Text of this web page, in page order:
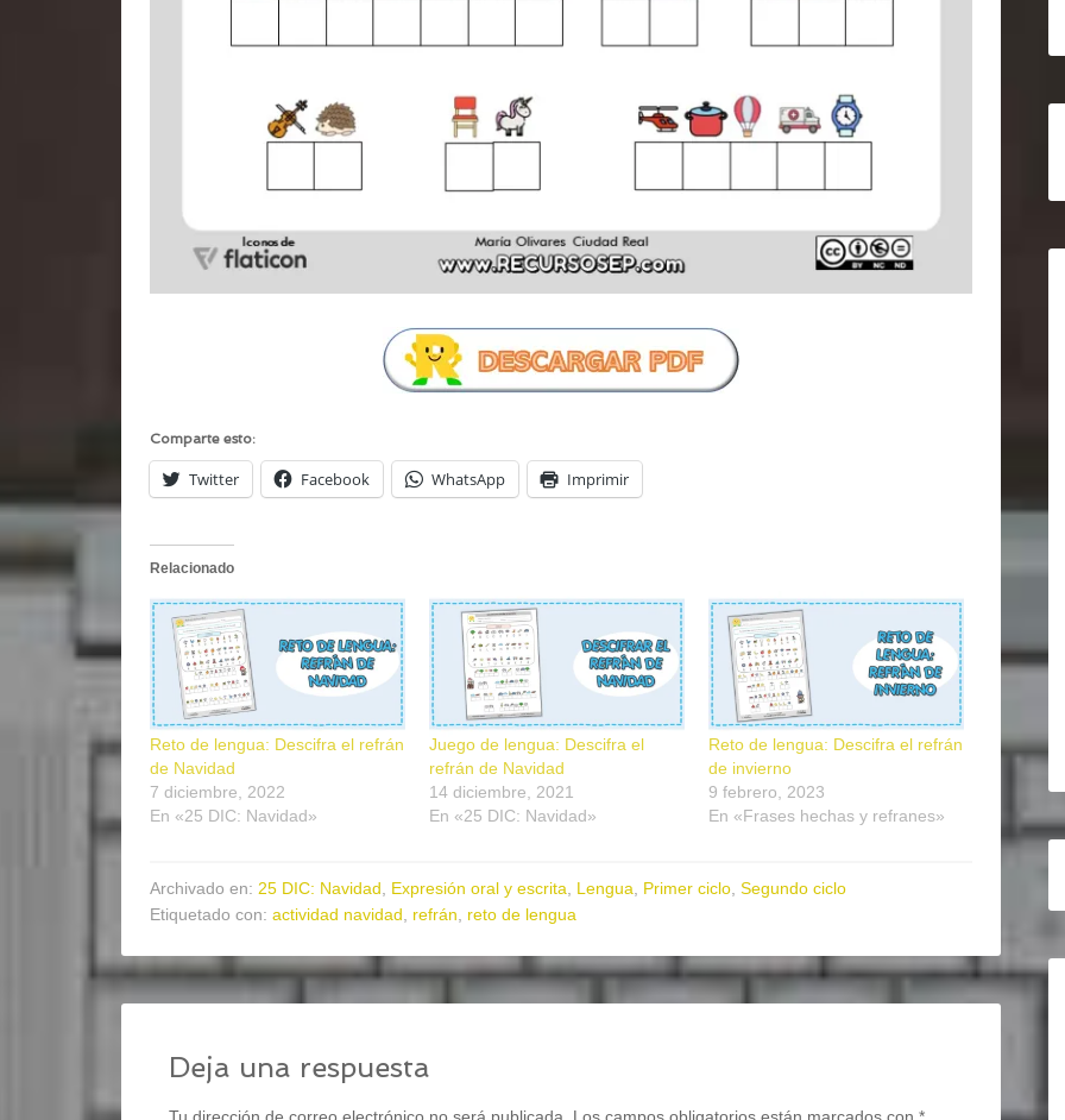
Comparte esto:
Twitter Facebook WhatsApp Imprimir
Relacionado
Reto de lengua: Descifra el refrán
de Navidad
7 diciembre, 2022
En «25 DIC: Navidad»
Juego de lengua: Descifra el
refrán de Navidad
14 diciembre, 2021
En «25 DIC: Navidad»
Reto de lengua: Descifra el refrán
de invierno
9 febrero, 2023
En «Frases hechas y refranes»
Archivado en: 25 DIC: Navidad Expresión oral y escrita Lengua Primer ciclo Segundo ciclo
Etiquetado con: actividad navidad refrán reto de lengua
Deja una respuesta
Tu dirección de correo electrónico no será publicada. Los campos obligatorios están marcados con *